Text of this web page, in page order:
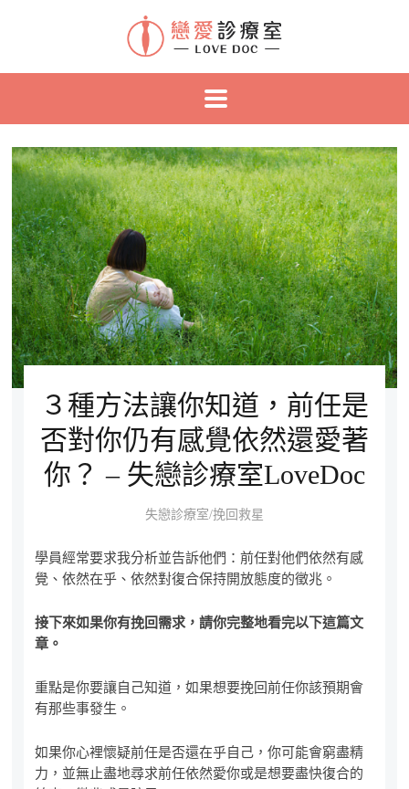
３種方法讓你知道，前任是
否對你仍有感覺依然還愛著
你？ – 失戀診療室LoveDoc
失戀診療室/挽回救星
學員經常要求我分析並告訴他們：前任對他們依然有感
覺、依然在乎、依然對復合保持開放態度的徵兆。
接下來如果你有挽回需求，請你完整地看完以下這篇文
章。
重點是你要讓自己知道，如果想要挽回前任你該預期會
有那些事發生。
如果你心裡懷疑前任是否還在乎自己，你可能會窮盡精
力，並無止盡地尋求前任依然愛你或是想要盡快復合的